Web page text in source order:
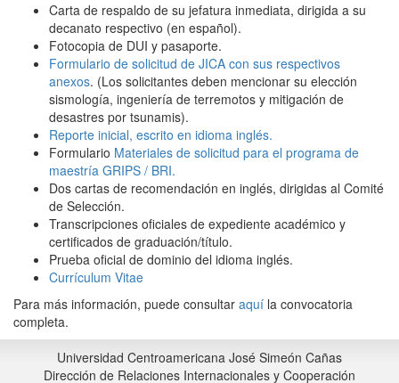
Carta de respaldo de su jefatura inmediata, dirigida a su
decanato respectivo (en español).
Fotocopia de DUI y pasaporte.
Formulario de solicitud de JICA con sus respectivos
anexos. (Los solicitantes deben mencionar su elección
sismología, ingeniería de terremotos y mitigación de
desastres por tsunamis).
Reporte inicial, escrito en idioma inglés.
Formulario Materiales de solicitud para el programa de
maestría GRIPS / BRI.
Dos cartas de recomendación en inglés, dirigidas al Comité
de Selección.
Transcripciones oficiales de expediente académico y
certificados de graduación/título.
Prueba oficial de dominio del idioma inglés.
Currículum Vitae
Para más información, puede consultar aquí la convocatoria
completa.
Universidad Centroamericana José Simeón Cañas
Dirección de Relaciones Internacionales y Cooperación